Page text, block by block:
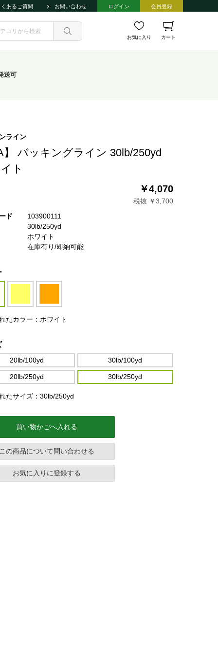
くあるご質問 お問い合わせ ログイン 会員登録
お気に入り カート
送可
ライン
】 バッキングライン 30lb/250yd
ト
￥4,070
税抜 ￥3,700
ド
103900111
30lb/250yd
ホワイト
在庫有り/即納可能
たカラー：ホワイト
20lb/100yd 30lb/100yd
20lb/250yd 30lb/250yd
たサイズ：30lb/250yd
買い物かごへ入れる
この商品について問い合わせる
お気に入りに登録する